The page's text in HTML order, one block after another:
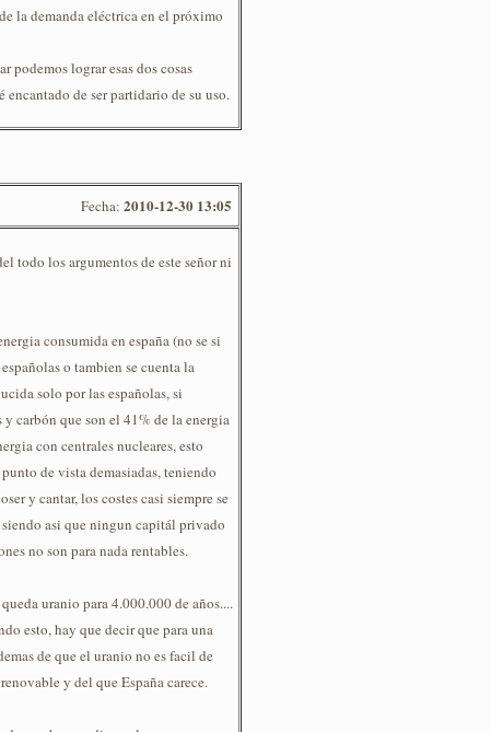
la demanda eléctrica en el próximo
podemos lograr esas dos cosas
de ser partidario de su uso.
Fecha: 2010-12-30 13:05
todo los argumentos de este señor ni
consumida en españa (no se si
o tambien se cuenta la
solo por las españolas, si
y carbón que son el 41% de la energia
con centrales nucleares, esto
de vista demasiadas, teniendo
y cantar, los costes casi siempre se
asi que ningun capitál privado
no son para nada rentables.
uranio para 4.000.000 de años....
esto, hay que decir que para una
de que el uranio no es facil de
y del que España carece.